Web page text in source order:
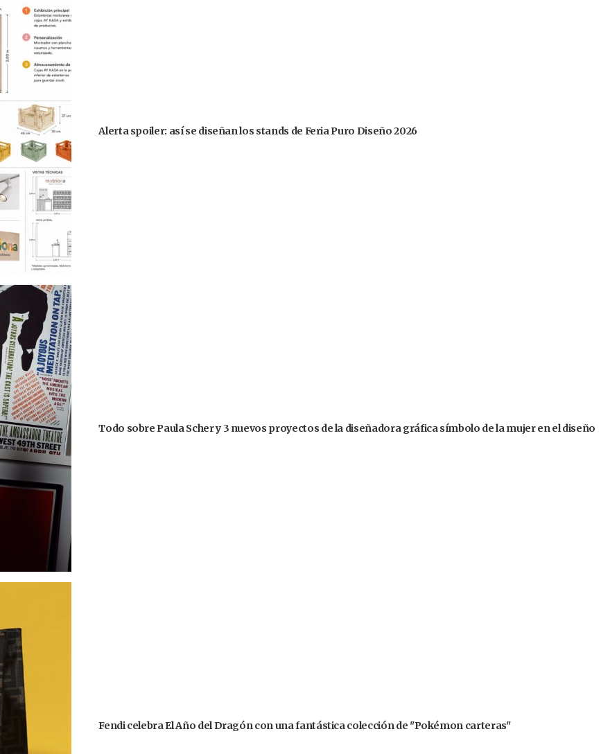
Alerta spoiler: así se diseñan los stands de Feria Puro Diseño 2026
Todo sobre Paula Scher y 3 nuevos proyectos de la diseñadora gráfica símbolo de la mujer en el diseño
Fendi celebra El Año del Dragón con una fantástica colección de "Pokémon carteras"